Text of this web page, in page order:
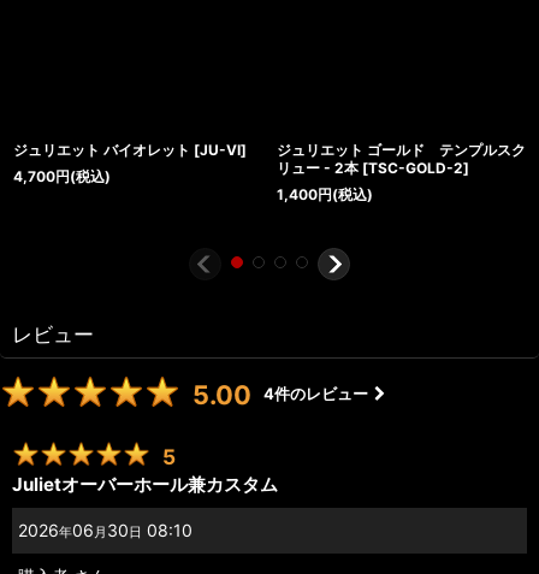
ジュリエット バイオレット [JU-VI]
4,700円(税込)
ジュリエット ゴールド テンプルスク
リュー - 2本 [TSC-GOLD-2]
1,400円(税込)
レビュー
5.00 4件のレビュー
5
Julietオーバーホール兼カスタム
2026年06 月 30日 08:10